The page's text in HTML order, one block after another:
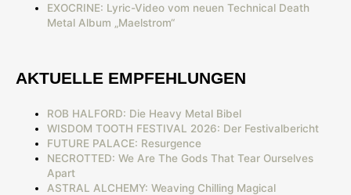
EXOCRINE: Lyric-Video vom neuen Technical Death
Metal Album „Maelstrom“
AKTUELLE EMPFEHLUNGEN
ROB HALFORD: Die Heavy Metal Bibel
WISDOM TOOTH FESTIVAL 2026: Der Festivalbericht
FUTURE PALACE: Resurgence
NECROTTED: We Are The Gods That Tear Ourselves
Apart
ASTRAL ALCHEMY: Weaving Chilling Magical